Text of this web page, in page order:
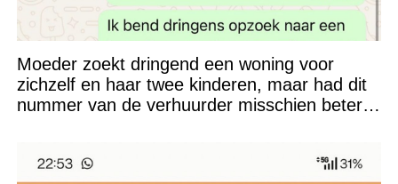
Moeder zoekt dringend een woning voor
zichzelf en haar twee kinderen, maar had dit
nummer van de verhuurder misschien beter